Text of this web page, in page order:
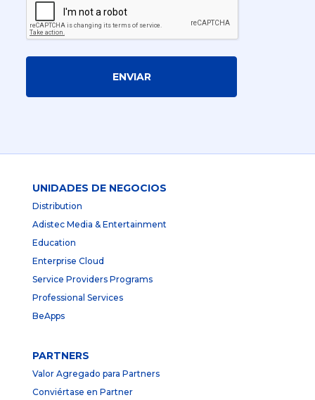
ENVIAR
UNIDADES DE NEGOCIOS
Distribution
Adistec Media & Entertainment
Education
Enterprise Cloud
Service Providers Programs
Professional Services
BeApps
PARTNERS
Valor Agregado para Partners
Conviértase en Partner